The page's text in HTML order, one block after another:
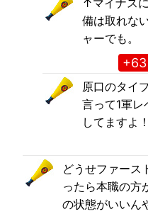
↑マイナス
備は取れな
ャーでも。
+63
原口のタイ
言って1軍
してますよ！
どうせファース
ったら本職の方
の状態がいいん